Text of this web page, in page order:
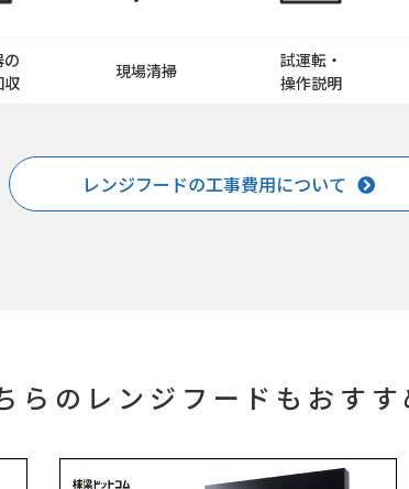
収
現場清掃
試運転・
操作説明
レンジフードの工事費用について
らのレンジフードもおすす